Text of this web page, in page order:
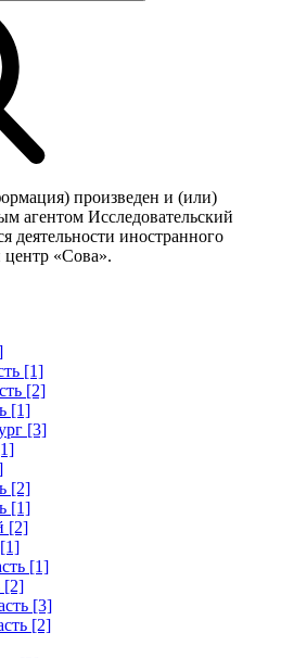
произведен и (или)
агентом Исследовательский
деятельности иностранного
центр «Сова».
[1]
[2]
[1]
[3]
[2]
[1]
[2]
[1]
[2]
[3]
[2]